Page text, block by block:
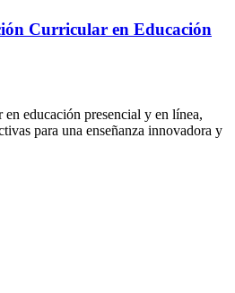
Curricular en Educación
educación presencial y en línea,
para una enseñanza innovadora y